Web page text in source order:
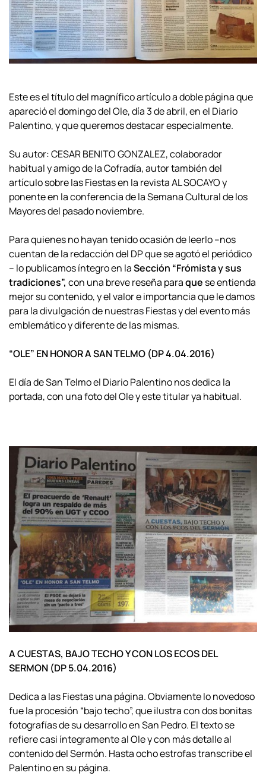
Este es el título del magnífico artículo a doble página que
apareció el domingo del Ole, día 3 de abril, en el Diario
Palentino, y que queremos destacar especialmente.
Su autor: CESAR BENITO GONZALEZ, colaborador
habitual y amigo de la Cofradía, autor también del
artículo sobre las Fiestas en la revista AL SOCAYO y
ponente en la conferencia de la Semana Cultural de los
Mayores del pasado noviembre.
Para quienes no hayan tenido ocasión de leerlo –nos
cuentan de la redacción del DP que se agotó el periódico
– lo publicamos íntegro en laSección “Frómista y sus
tradiciones”, con una breve reseña paraque se entienda
mejor su contenido, y el valor e importancia que le damos
para la divulgación de nuestras Fiestas y del evento más
emblemático y diferente de las mismas.
“OLE” EN HONOR A SAN TELMO (DP 4.04.2016)
El día de San Telmo el Diario Palentino nos dedica la
portada, con una foto del Ole y este titular ya habitual.
A CUESTAS, BAJO TECHO Y CON LOS ECOS DEL
SERMON (DP 5.04.2016)
Dedica a las Fiestas una página. Obviamente lo novedoso
fue la procesión “bajo techo”, que ilustra con dos bonitas
fotografías de su desarrollo en San Pedro. El texto se
refiere casi íntegramente al Ole y con más detalle al
contenido del Sermón. Hasta ocho estrofas transcribe el
Palentino en su página.